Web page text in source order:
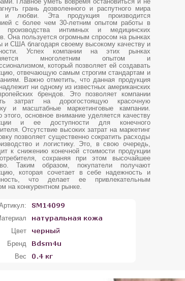
грань дозволенного и распутного мира
и любви. Эта продукция производится
с более чем 30-летним опытом работы в
производства интимных и медицинских
Она пользуется огромным спросом на рынках
и США благодаря своему высокому качеству и
Успех компании на этих рынках
многолетним опытом и
который позволяет ей создавать
отвечающую самым строгим стандартам и
Важно отметить, что данная продукция
ни одному из известных американских
брендов. Это позволяет компании
затрат на дорогостоящую красочную
и масштабные маркетинговые кампании.
этого, основное внимание уделяется качеству
и ее доступности для конечного
Отсутствие высоких затрат на маркетинг
позволяет существенно сократить расходы
и логистику. Это, в свою очередь,
к снижению конечной стоимости продукции
сохраняя при этом высочайшее
Таким образом, покупатели получают
которая сочетает в себе надежность и
что делает ее привлекательным
на конкурентном рынке.
Цвет
Бренд
Вес